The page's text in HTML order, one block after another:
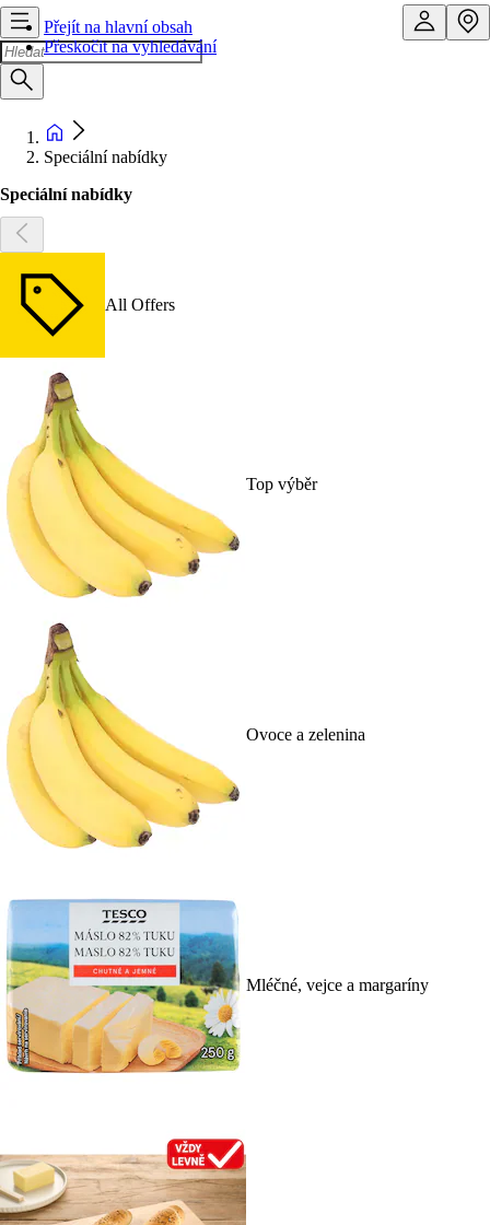
Přejít na hlavní obsah
Přeskočit na vyhledávání
Speciální nabídky
Speciální nabídky
All Offers
Top výběr
Ovoce a zelenina
Mléčné, vejce a margaríny